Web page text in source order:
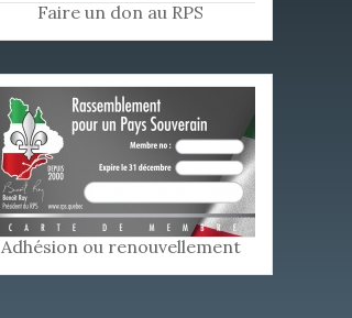
Faire un don au RPS
Adhésion ou renouvellement